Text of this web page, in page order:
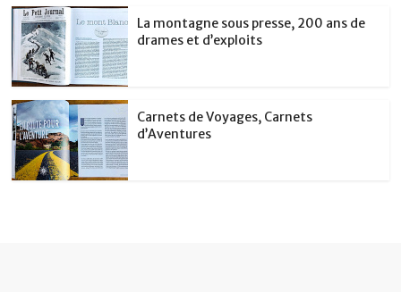
La montagne sous presse, 200 ans de
drames et d’exploits
Carnets de Voyages, Carnets
d’Aventures